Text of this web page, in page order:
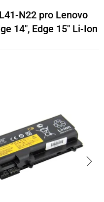
N22 pro Lenovo
14", Edge 15" Li-Ion